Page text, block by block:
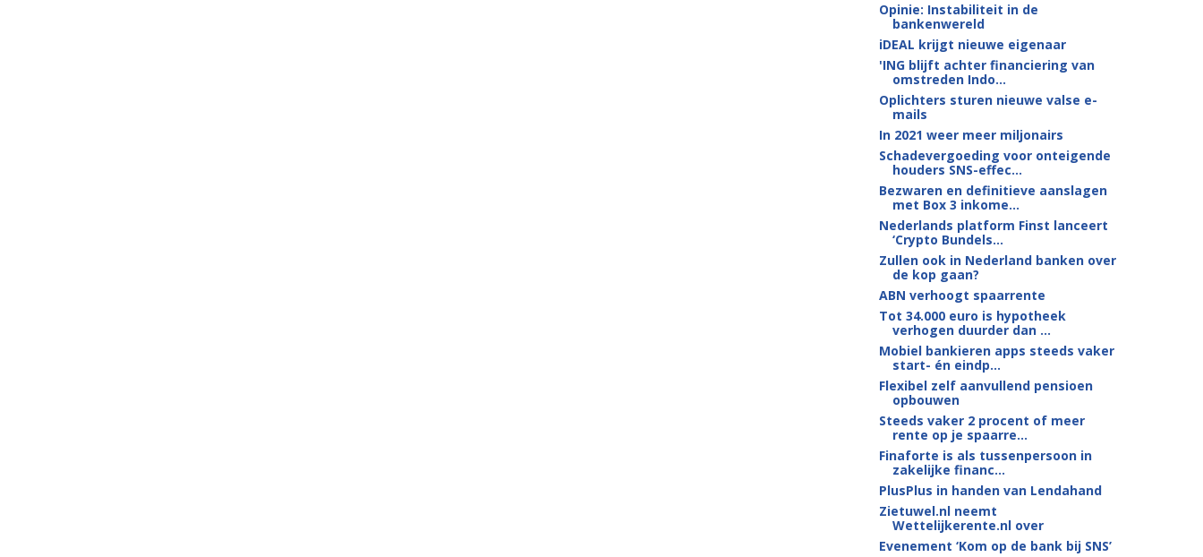
Opinie: Instabiliteit in de
bankenwereld
iDEAL krijgt nieuwe eigenaar
'ING blijft achter financiering van
omstreden Indo...
Oplichters sturen nieuwe valse e-
mails
In 2021 weer meer miljonairs
Schadevergoeding voor onteigende
houders SNS-effec...
Bezwaren en definitieve aanslagen
met Box 3 inkome...
Nederlands platform Finst lanceert
‘Crypto Bundels...
Zullen ook in Nederland banken over
de kop gaan?
ABN verhoogt spaarrente
Tot 34.000 euro is hypotheek
verhogen duurder dan ...
Mobiel bankieren apps steeds vaker
start- én eindp...
Flexibel zelf aanvullend pensioen
opbouwen
Steeds vaker 2 procent of meer
rente op je spaarre...
Finaforte is als tussenpersoon in
zakelijke financ...
PlusPlus in handen van Lendahand
Zietuwel.nl neemt
Wettelijkerente.nl over
Evenement ‘Kom op de bank bij SNS’